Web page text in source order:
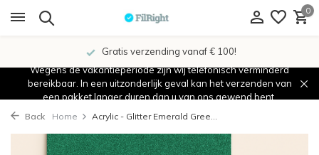
0
Gratis verzending vanaf € 100!
Wegens de vakantieperiode zijn wij telefonisch verminderd
bereikbaar. In een uitzonderlijk geval kan het verzenden van
een pakket langer duren dan u van ons gewend bent.
Back Home Acrylic - Glitter Emerald Gree...